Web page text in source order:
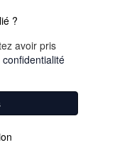
?
avoir pris